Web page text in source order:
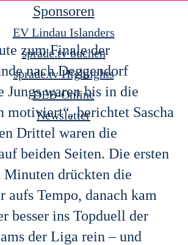
Sponsoren
EV Lindau Islanders
sprade.tv buchen
sprade.tv Highlights
DEB-Online
Newsletter
zum Finale der
nach Deggendorf
Jungs waren bis in die
motiviert“, berichtet Sascha
Drittel waren die
beiden Seiten. Die ersten
Minuten drückten die
aufs Tempo, danach kam
besser ins Topduell der
der Liga rein – und